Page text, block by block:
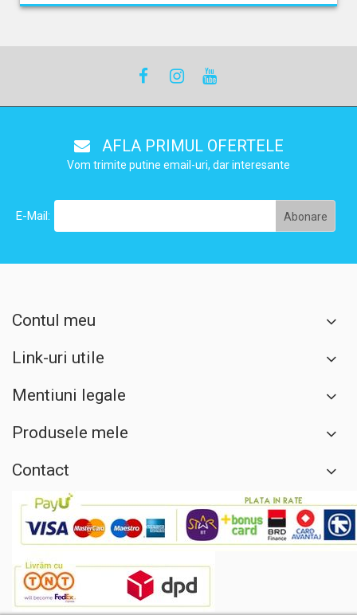
AFLA PRIMUL OFERTELE
Vom trimite putine email-uri, dar interesante
E-Mail:
Contul meu
Link-uri utile
Mentiuni legale
Produsele mele
Contact